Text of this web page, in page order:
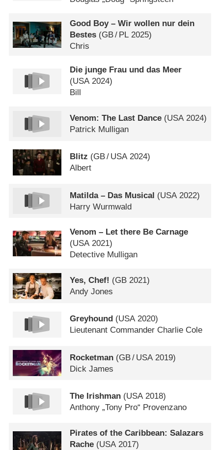
Good Boy – Wir wollen nur dein
Bestes (GB/ PL 2025)
Chris
Die junge Frau und das Meer
(USA2024)
Bill
Venom: The Last Dance (USA2024)
Patrick Mulligan
Blitz (GB/ USA2024)
Albert
Matilda – Das Musical (USA 2022)
Harry Wurmwald
Venom – Let there Be Carnage
(USA2021)
Detective Mulligan
Yes, Chef! (GB 2021)
Andy Jones
Greyhound (USA2020)
Lieutenant Commander Charlie Cole
Rocketman (GB/ USA 2019)
Dick James
The Irishman (USA2018)
Anthony „Tony Pro“ Provenzano
Pirates of the Caribbean: Salazars
Rache (USA 2017)